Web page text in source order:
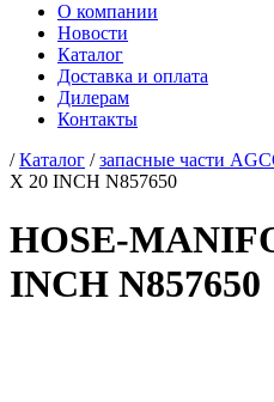
О компании
Новости
Каталог
Доставка и оплата
Дилерам
Контакты
/Каталог /запасные части
X 20 INCH N857650
HOSE-
INCH N857650